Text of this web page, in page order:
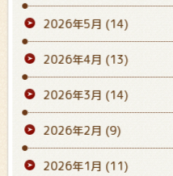
2026年5月 (14)
2026年4月 (13)
2026年3月 (14)
2026年2月 (9)
2026年1月 (11)